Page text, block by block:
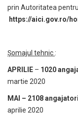
prin Autoritatea
https://aici.gov.ro/
Șomajul tehnic :
APRILIE – 1020
martie 2020
MAI – 2108 angajatori
aprilie 2020